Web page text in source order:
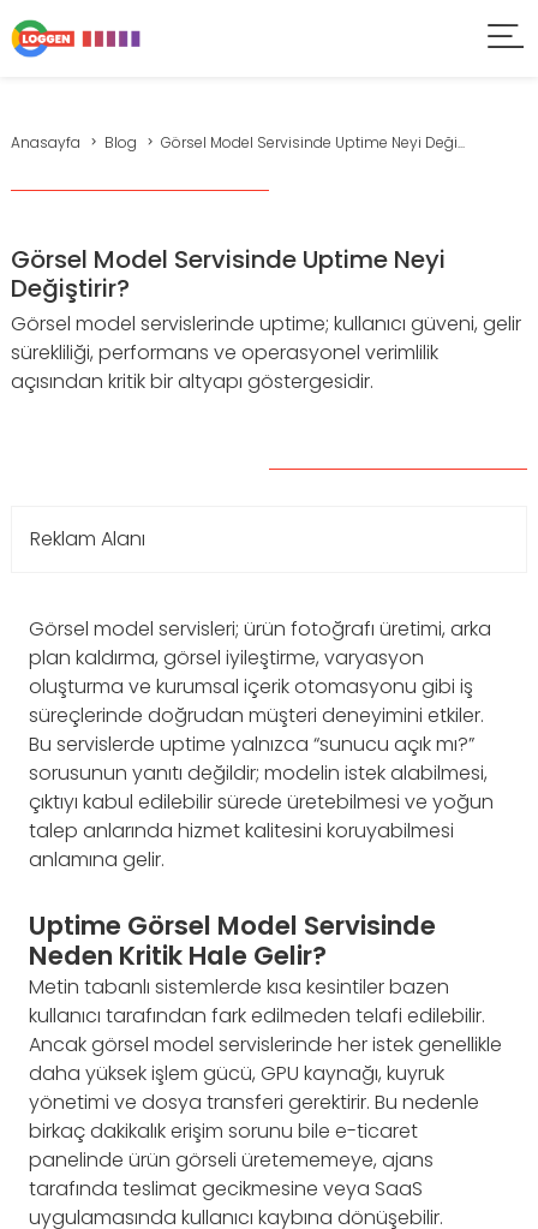
Anasayfa Blog Görsel Model Servisinde Uptime Neyi Deği...
Görsel Model Servisinde Uptime Neyi
Değiştirir?
Görsel model servislerinde uptime; kullanıcı güveni, gelir
sürekliliği, performans ve operasyonel verimlilik
açısından kritik bir altyapı göstergesidir.
Reklam Alanı
Görsel model servisleri; ürün fotoğrafı üretimi, arka
plan kaldırma, görsel iyileştirme, varyasyon
oluşturma ve kurumsal içerik otomasyonu gibi iş
süreçlerinde doğrudan müşteri deneyimini etkiler.
Bu servislerde uptime yalnızca “sunucu açık mı?”
sorusunun yanıtı değildir; modelin istek alabilmesi,
çıktıyı kabul edilebilir sürede üretebilmesi ve yoğun
talep anlarında hizmet kalitesini koruyabilmesi
anlamına gelir.
Uptime Görsel Model Servisinde
Neden Kritik Hale Gelir?
Metin tabanlı sistemlerde kısa kesintiler bazen
kullanıcı tarafından fark edilmeden telafi edilebilir.
Ancak görsel model servislerinde her istek genellikle
daha yüksek işlem gücü, GPU kaynağı, kuyruk
yönetimi ve dosya transferi gerektirir. Bu nedenle
birkaç dakikalık erişim sorunu bile e-ticaret
panelinde ürün görseli üretememeye, ajans
tarafında teslimat gecikmesine veya SaaS
uygulamasında kullanıcı kaybına dönüşebilir.